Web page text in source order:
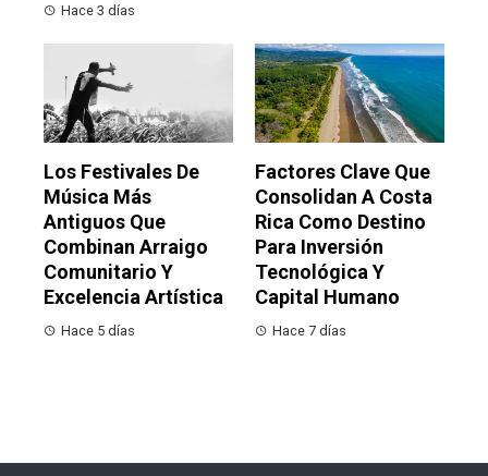
Hace 3 días
Los Festivales De
Música Más
Antiguos Que
Combinan Arraigo
Comunitario Y
Excelencia Artística
Hace 5 días
Factores Clave Que
Consolidan A Costa
Rica Como Destino
Para Inversión
Tecnológica Y
Capital Humano
Hace 7 días